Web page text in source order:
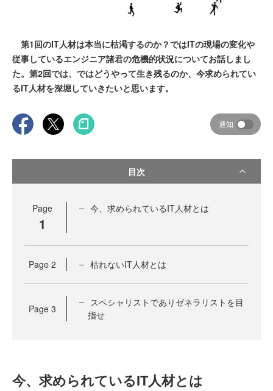
第1回のIT人材は本当に枯渇するのか？ではITの現場の変化や
従事しているエンジニア諸君の危機的状況についてお話しまし
た。第2回では、ではどうやって生き残るのか、今求められてい
るIT人材を深堀していきたいと思います。
通知
目次
Page
1
今、求められているIT人材とは
Page 2 枯れないIT人材とは
Page 3
スペシャリストでありゼネラリストを目
指せ
今、求められているIT人材とは